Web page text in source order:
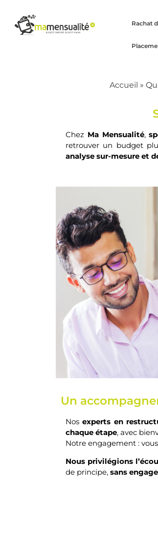
Rachat
Accueil »
Chez Ma Mensualité,
retrouver un budget
analyse sur-mesure et
Un
Nosexperts en
chaque étape, avec
Notre engagement :
Nous privilégions
de principe, sans